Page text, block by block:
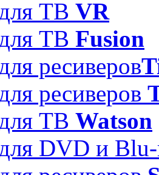
ТВ VR
ТВ Fusion
ресиверов
ресиверов
ТВ Watson
DVD и